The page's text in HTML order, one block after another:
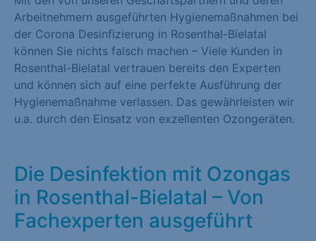
Arbeitnehmern ausgeführten Hygienemaßnahmen bei
der Corona Desinfizierung in Rosenthal-Bielatal
können Sie nichts falsch machen – Viele Kunden in
Rosenthal-Bielatal vertrauen bereits den Experten
und können sich auf eine perfekte Ausführung der
Hygienemaßnahme verlassen. Das gewährleisten wir
u.a. durch den Einsatz von exzellenten Ozongeräten.
Die Desinfektion mit Ozongas
in Rosenthal-Bielatal – Von
Fachexperten ausgeführt